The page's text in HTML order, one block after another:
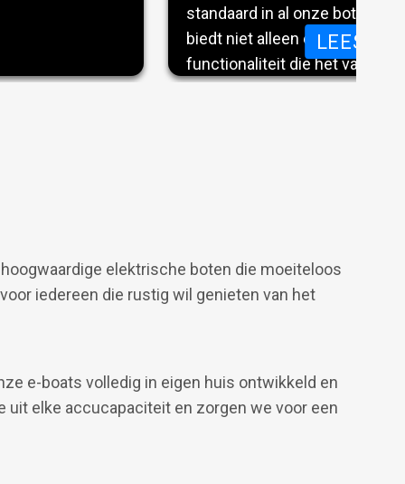
geen
voor een
DE VERNIEUWE E-TENDER 690
standaard in al onze boten is
biedt niet alleen een strak
functionaliteit die het varen
overzichtelijker maakt.
boordapparatuur: alles is
controleren.
LEES
elektrische boten die moeiteloos
iedereen die rustig wil genieten van het
e-boats volledig in eigen huis ontwikkeld en
elke accucapaciteit en zorgen we voor een